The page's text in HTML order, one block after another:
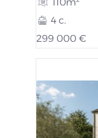
4 c.
299 000 €